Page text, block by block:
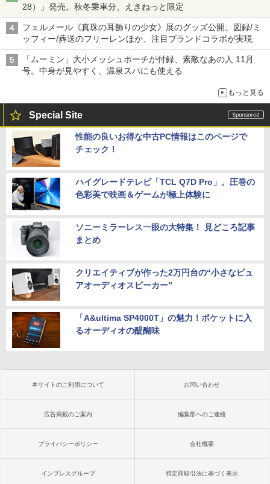
28）」発売。秋冬乗車分、えきねっと限定
フェルメール《真珠の耳飾りの少女》展のグッズ公開。図録/ミ
ッフィー/葬送のフリーレンほか、注目ブランドコラボが実現
「ムーミン」大小メッシュポーチが付録、素敵なあの人 11月
号。中身が見やすく、温泉スパにも使える
もっと見る
Special Site
性能の良いお得な中古PC情報はこのページで
チェック！
ハイグレードテレビ「TCL Q7D Pro」。圧巻の
色彩美で映画＆ゲームが極上体験に
ソニーミラーレス一眼の大特集！ 見どころ記事
まとめ
クリエイティブが作った2万円台の“小さなピュ
アオーディオスピーカー”
「A&ultima SP4000T」の魅力！ポケットに入
るオーディオの醍醐味
本サイトのご利用について お問い合わせ
広告掲載のご案内 編集部へのご連絡
プライバシーポリシー 会社概要
インプレスグループ 特定商取引法に基づく表示